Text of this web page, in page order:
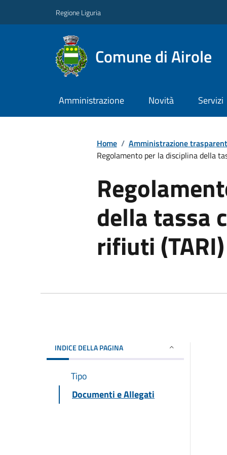
Regione Liguria
Comune di Airole
Amministrazione Novità Servizi
Home / Amministrazione
Regolamento per la disciplina della
della tassa
rifiuti (TARI)
INDICE DELLA PAGINA
Tipo
Documenti e Allegati